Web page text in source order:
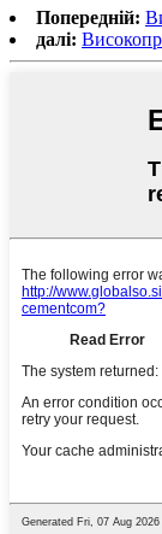
Попередній:
далі: